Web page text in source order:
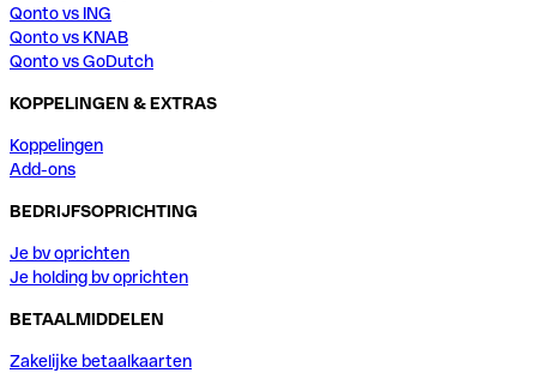
Qonto vs ING
Qonto vs KNAB
Qonto vs GoDutch
KOPPELINGEN & EXTRAS
Koppelingen
Add-ons
BEDRIJFSOPRICHTING
Je bv oprichten
Je holding bv oprichten
BETAALMIDDELEN
Zakelijke betaalkaarten